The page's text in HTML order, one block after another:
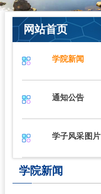
网站首页
学院新闻
通知公告
学子风采图片
学院新闻